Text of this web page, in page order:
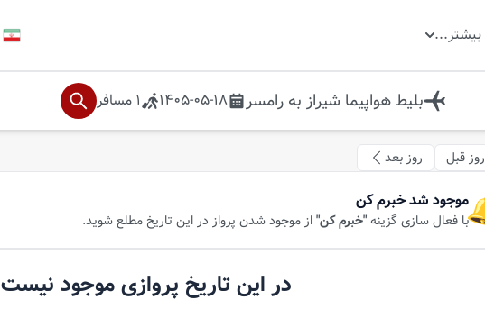
بیشتر...
بلیط هواپیما شیراز به رامسر 1405-05-18
1 مسافر
روز قبل روز بعد
موجود شد خبرم کن
با فعال سازی گزینه"خبرم کن"از موجود شدن پرواز در این تاریخ مطلع شوید.
در این تاریخ پروازی موجود نیست